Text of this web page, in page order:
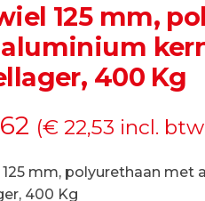
125 mm,
400 Kg
(€22,53 incl.
mm, polyurethaan met
400 Kg